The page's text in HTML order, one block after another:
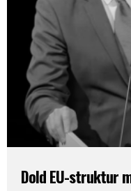
Dold EU-struktur